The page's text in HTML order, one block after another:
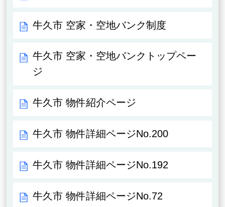
牛久市 空家・空地バンク制度
牛久市 空家・空地バンクトップペー
ジ
牛久市 物件紹介ページ
牛久市 物件詳細ページNo.200
牛久市 物件詳細ページNo.192
牛久市 物件詳細ページNo.72